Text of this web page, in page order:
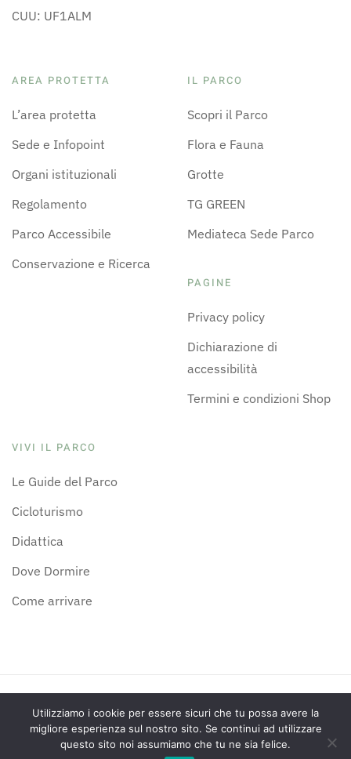
CUU: UF1ALM
AREA PROTETTA
L’area protetta
Sede e Infopoint
Organi istituzionali
Regolamento
Parco Accessibile
Conservazione e Ricerca
IL PARCO
Scopri il Parco
Flora e Fauna
Grotte
TG GREEN
Mediateca Sede Parco
PAGINE
Privacy policy
Dichiarazione di
accessibilità
Termini e condizioni Shop
VIVI IL PARCO
Le Guide del Parco
Cicloturismo
Didattica
Dove Dormire
Come arrivare
© 2026 Parco Naturale Gola della Rossa e di Frasassi
Utilizziamo i cookie per essere sicuri che tu possa avere la
migliore esperienza sul nostro sito. Se continui ad utilizzare
questo sito noi assumiamo che tu ne sia felice.